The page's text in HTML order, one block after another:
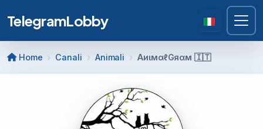
TelegramLobby
Home Canali Animali AиιмαℓGяαм 🇮🇹